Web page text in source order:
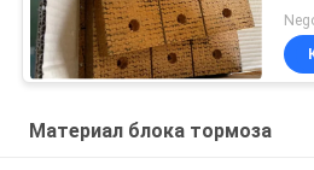
Материал блока тормоза